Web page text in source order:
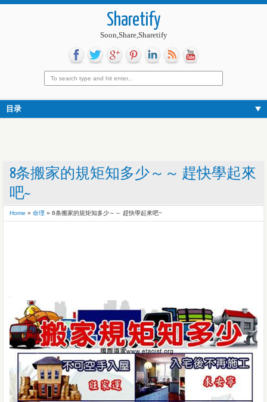
Sharetify
Soon,Share,Sharetify
目录
8条搬家的規矩知多少～～ 趕快學起來
吧~
Home » 命理 » 8条搬家的規矩知多少～～ 趕快學起來吧~